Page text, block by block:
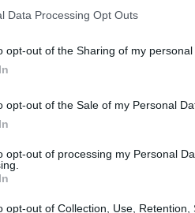
Data Processing Opt Outs
opt-out of the Sharing of my personal
opt-out of the Sale of my Personal
opt-out of processing my Personal
opt-out of Collection, Use, Retention,